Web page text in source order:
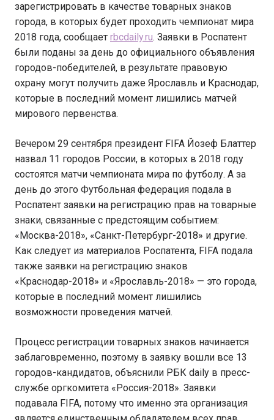
зарегистрировать в качестве товарных знаков
города, в которых будет проходить чемпионат мира
2018 года, сообщает rbcdaily.ru. Заявки в Роспатент
были поданы за день до официального объявления
городов-победителей, в результате правовую
охрану могут получить даже Ярославль и Краснодар,
которые в последний момент лишились матчей
мирового первенства.
Вечером 29 сентября президент FIFA Йозеф Блаттер
назвал 11 городов России, в которых в 2018 году
состоятся матчи чемпионата мира по футболу. А за
день до этого Футбольная федерация подала в
Роспатент заявки на регистрацию прав на товарные
знаки, связанные с предстоящим событием:
«Москва-2018», «Санкт-Петербург-2018» и другие.
Как следует из материалов Роспатента, FIFA подала
также заявки на регистрацию знаков
«Краснодар-2018» и «Ярославль-2018» — это города,
которые в последний момент лишились
возможности проведения матчей.
Процесс регистрации товарных знаков начинается
заблаговременно, поэтому в заявку вошли все 13
городов-кандидатов, объяснили РБК daily в пресс-
службе оргкомитета «Россия-2018». Заявки
подавала FIFA, потому что именно эта организация